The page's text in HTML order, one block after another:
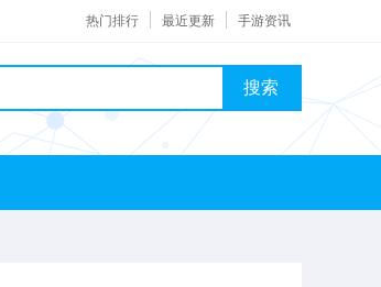
手游资讯
最近更新
热门排行
搜索